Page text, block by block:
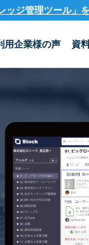
ッジ管理ツール」
用企業様の声 資